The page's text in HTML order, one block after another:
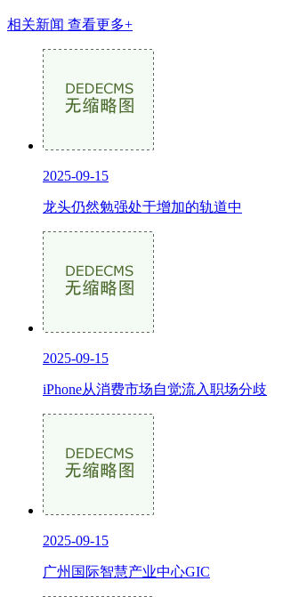
相关新闻 查看更多+
2025-09-15
龙头仍然勉强处于增加的轨道中
2025-09-15
iPhone从消费市场自觉流入职场分歧
2025-09-15
广州国际智慧产业中心GIC